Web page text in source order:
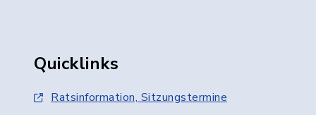
Quicklinks
Ratsinformation, Sitzungstermine